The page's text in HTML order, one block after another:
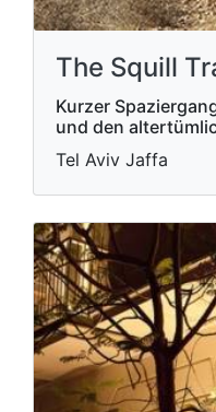
The Squill
Kurzer
und den
Tel Aviv Jaffa